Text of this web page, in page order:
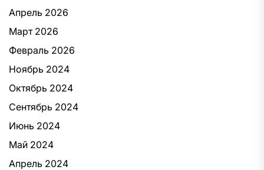
Апрель 2026
Март 2026
Февраль 2026
Ноябрь 2024
Октябрь 2024
Сентябрь 2024
Июнь 2024
Май 2024
Апрель 2024